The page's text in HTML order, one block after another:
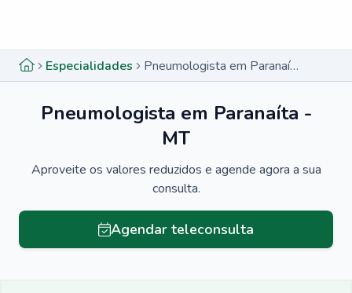
Especialidades Pneumologista em Paranaíta - MT
Pneumologista em Paranaíta -
MT
Aproveite os valores reduzidos e agende agora a sua
consulta.
Agendar teleconsulta